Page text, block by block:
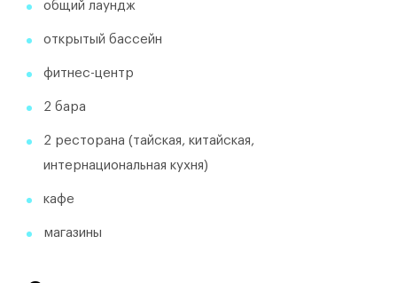
общий лаундж
открытый бассейн
фитнес-центр
2 бара
2 ресторана (тайская, китайская,
интернациональная кухня)
кафе
магазины